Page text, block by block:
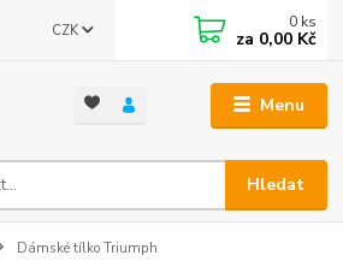
Menu
CZK
Hledat
0 ks
za 0,00 Kč
Dámské tílko Triumph